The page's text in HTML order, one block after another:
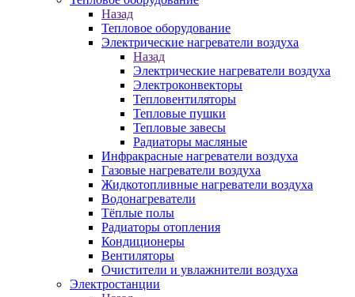
Назад
Тепловое оборудование
Электрические нагреватели воздуха
Назад
Электрические нагреватели воздуха
Электроконвекторы
Тепловентиляторы
Тепловые пушки
Тепловые завесы
Радиаторы масляные
Инфракрасные нагреватели воздуха
Газовые нагреватели воздуха
Жидкотопливные нагреватели воздуха
Водонагреватели
Тёплые полы
Радиаторы отопления
Кондиционеры
Вентиляторы
Очистители и увлажнители воздуха
Электростанции